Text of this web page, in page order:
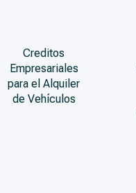
Creditos
Empresariales
para el Alquiler
de Vehículos